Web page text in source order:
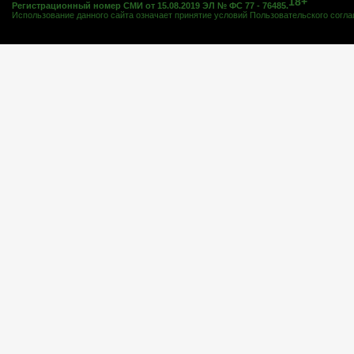
Регистрационный номер СМИ от 15.08.2019 ЭЛ № ФС 77 - 76485.
Использование данного сайта означает принятие условий Пользовательского